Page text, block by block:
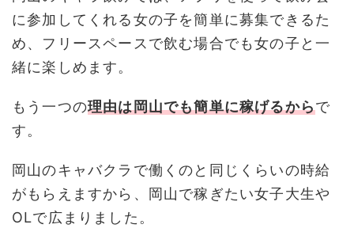
に参加してくれる女の子を簡単に募集できるた
め、フリースペースで飲む場合でも女の子と一
緒に楽しめます。
もう一つの理由は岡山でも簡単に稼げるからで
す。
岡山のキャバクラで働くのと同じくらいの時給
がもらえますから、岡山で稼ぎたい女子大生や
OLで広まりました。